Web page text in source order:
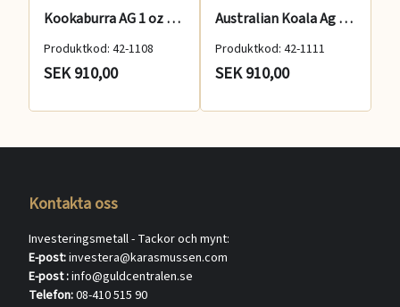
Kookaburra AG 1 oz 2025
Produktkod: 42-1108
SEK 910,00
Australian Koala Ag 1 oz 2025
Produktkod: 42-1111
SEK 910,00
Kontakta oss
Investeringsmetall - Tackor och mynt:
E-post:investera@karasmussen.com
E-post :info@guldcentralen.se
Telefon:08-410 515 90